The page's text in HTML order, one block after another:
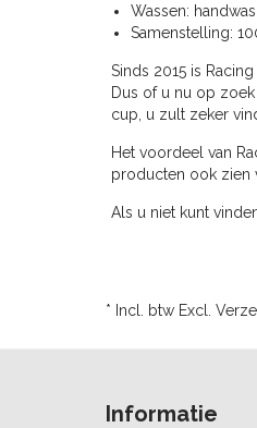
Wassen:
Samenstelling:
Sinds 2015 is
Dus of u nu op
cup, u zult zeker
Het voordeel van
producten ook zien
Als u niet kunt
* Incl. btw Excl.
Informatie